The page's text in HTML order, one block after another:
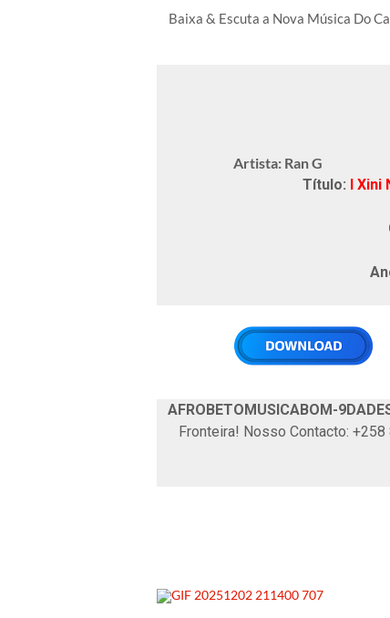
Baixa & Escuta a Nova Música Do
Artista: Ran G
Título: I Xini
AFROBETOMUSICABOM-
Fronteira! Nosso Contacto: